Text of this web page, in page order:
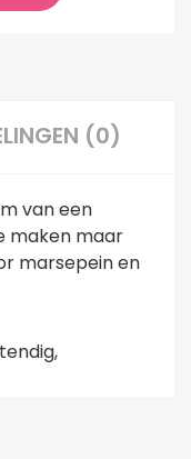
(0)
van een
maken maar
marsepein en